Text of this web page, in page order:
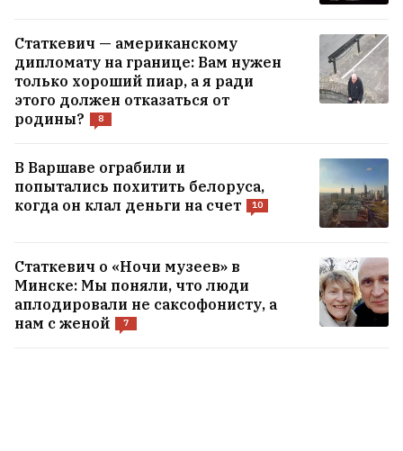
Статкевич — американскому
дипломату на границе: Вам нужен
только хороший пиар, а я ради
этого должен отказаться от
родины?
8
В Варшаве ограбили и
попытались похитить белоруса,
когда он клал деньги на счет
10
Статкевич о «Ночи музеев» в
Минске: Мы поняли, что люди
аплодировали не саксофонисту, а
нам с женой
7